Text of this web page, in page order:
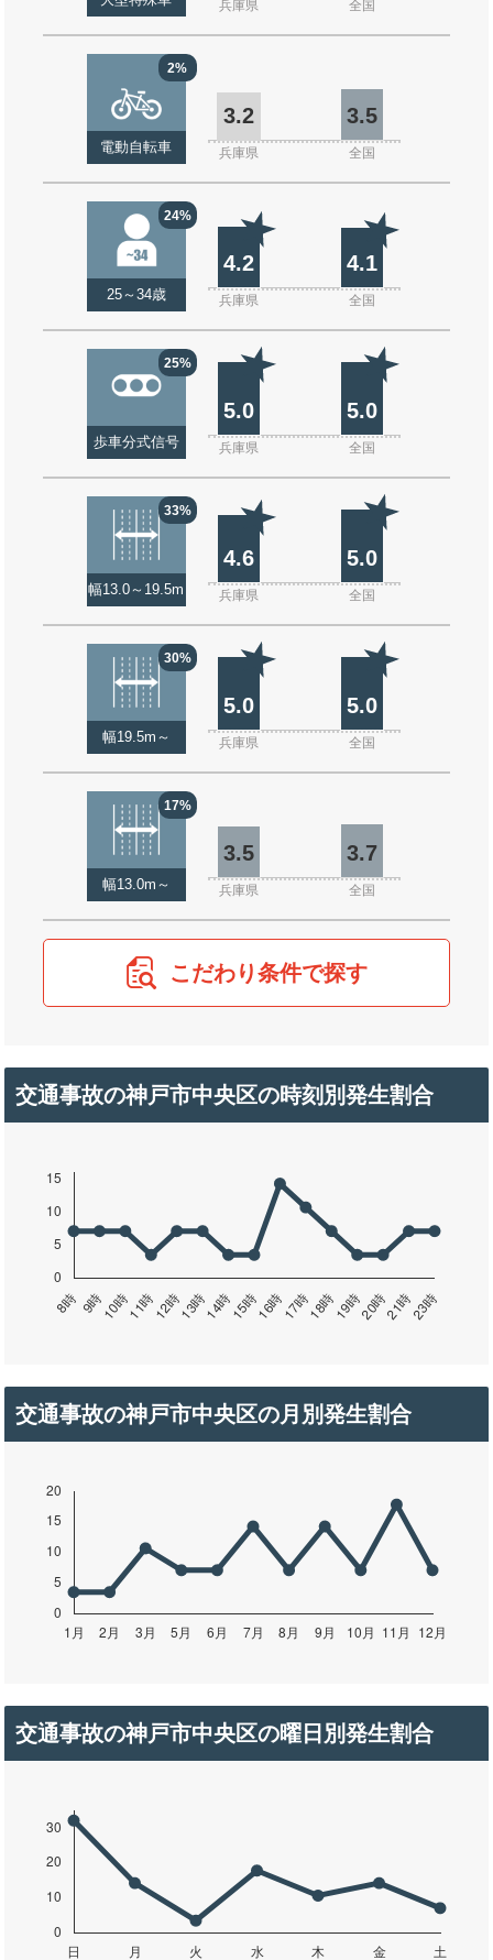
兵庫県 全国
2%
電動自転車
3.2 3.5
兵庫県 全国
24%
25～34歳
4.2 4.1
兵庫県 全国
25%
歩車分式信号
5.0 5.0
兵庫県 全国
33%
幅13.0～19.5m
4.6 5.0
兵庫県 全国
30%
幅19.5m～
5.0 5.0
兵庫県 全国
17%
幅13.0m～
3.5 3.7
兵庫県 全国
こだわり条件で探す
交通事故の神戸市中央区の時刻別発生割合
交通事故の神戸市中央区の月別発生割合
交通事故の神戸市中央区の曜日別発生割合